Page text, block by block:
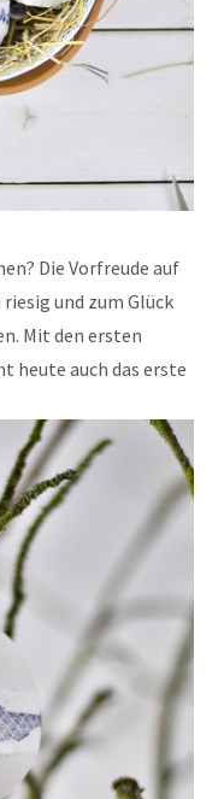
Die Vorfreude auf
und zum Glück
Mit den ersten
heute auch das erste